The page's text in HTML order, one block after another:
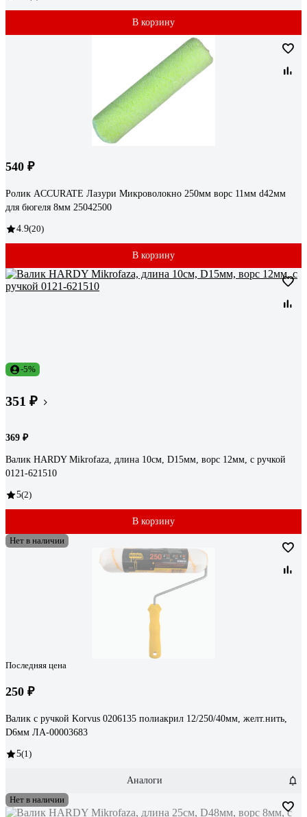
В корзину
540 ₽
Ролик ACCURATE Лазури Микроволокно 250мм ворс 11мм d42мм
для бюгеля 8мм 25042500
4.9(20)
В корзину
-5%
351 ₽
369 ₽
Валик HARDY Mikrofaza, длина 10см, D15мм, ворс 12мм, с ручкой
0121-621510
5(2)
В корзину
Нет в наличии
Последняя цена
250 ₽
Валик с ручкой Korvus 0206135 полиакрил 12/250/40мм, желт.нить,
D6мм ЛА-00003683
5(1)
Аналоги
Нет в наличии